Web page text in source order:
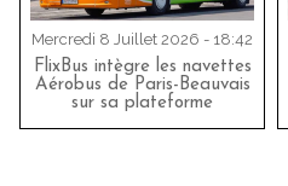
Mercredi 8 Juillet 2026 - 18:42
FlixBus intègre les navettes
Aérobus de Paris-Beauvais
sur sa plateforme